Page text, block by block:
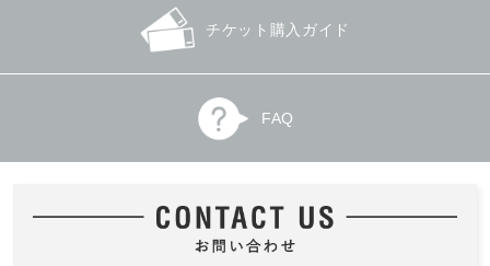
チケット購入ガイド
FAQ